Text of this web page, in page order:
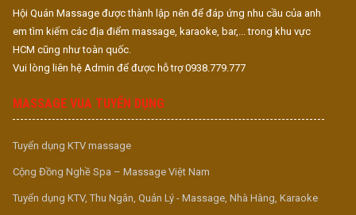
Hội Quán Massage được thành lập nên để đáp ứng nhu cầu của anh
em tìm kiếm các địa điểm massage, karaoke, bar,... trong khu vực
HCM cũng như toàn quốc.
Vui lòng liên hệ Admin để được hỗ trợ 0938.779.777
MASSAGE VUA TUYỂN DỤNG
Tuyển dụng KTV massage
Cộng Đồng Nghề Spa – Massage Việt Nam
Tuyển dụng KTV, Thu Ngân, Quản Lý - Massage, Nhà Hàng, Karaoke